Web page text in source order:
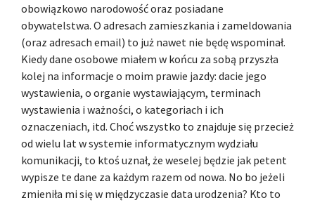
obowiązkowo narodowość oraz posiadane
obywatelstwa. O adresach zamieszkania i zameldowania
(oraz adresach email) to już nawet nie będę wspominał.
Kiedy dane osobowe miałem w końcu za sobą przyszła
kolej na informacje o moim prawie jazdy: dacie jego
wystawienia, o organie wystawiającym, terminach
wystawienia i ważności, o kategoriach i ich
oznaczeniach, itd. Choć wszystko to znajduje się przecież
od wielu lat w systemie informatycznym wydziału
komunikacji, to ktoś uznał, że weselej będzie jak petent
wypisze te dane za każdym razem od nowa. No bo jeżeli
zmieniła mi się w międzyczasie data urodzenia? Kto to